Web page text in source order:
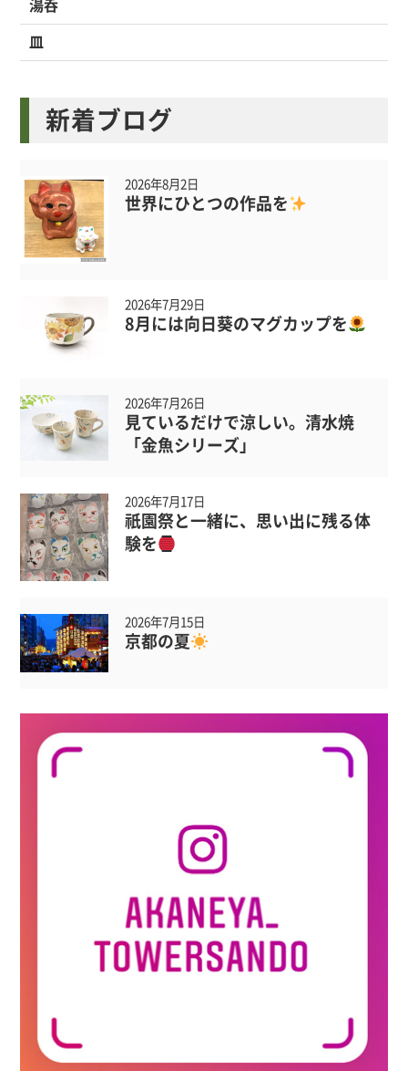
湯呑
皿
新着ブログ
2026年8月2日
世界にひとつの作品を
2026年7月29日
8月には向日葵のマグカップを
2026年7月26日
見ているだけで涼しい。清水焼
「金魚シリーズ」
2026年7月17日
祇園祭と一緒に、思い出に残る体
験を
2026年7月15日
京都の夏